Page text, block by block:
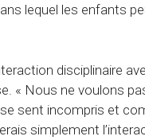
lequel les enfants
disciplinaire
« Nous ne voulons
sent incompris et
simplement